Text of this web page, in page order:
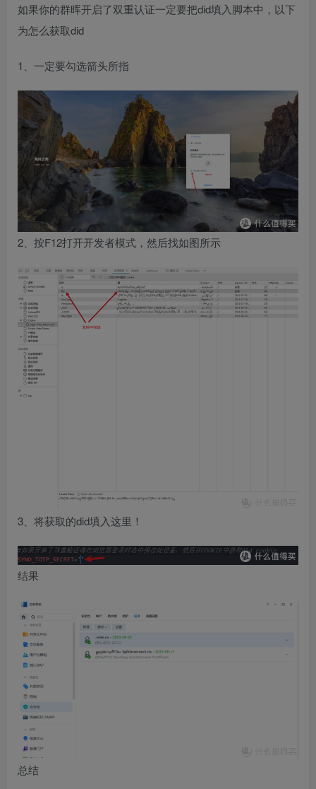
如果你的群晖开启了双重认证一定要把did填入脚本中，以下
为怎么获取did
1、一定要勾选箭头所指
2、按F12打开开发者模式，然后找如图所示
3、将获取的did填入这里！
结果
总结